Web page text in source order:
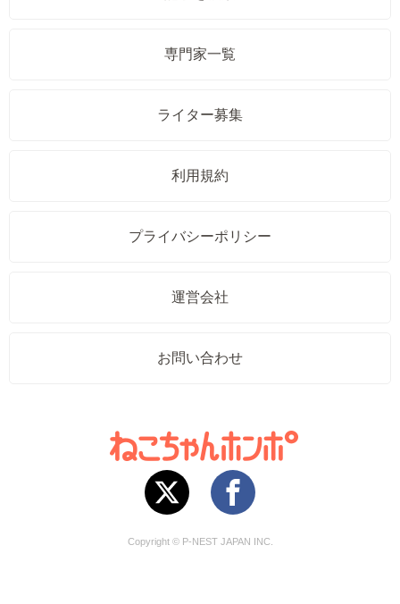
専門家一覧
ライター募集
利用規約
プライバシーポリシー
運営会社
お問い合わせ
Copyright © P-NEST JAPAN INC.